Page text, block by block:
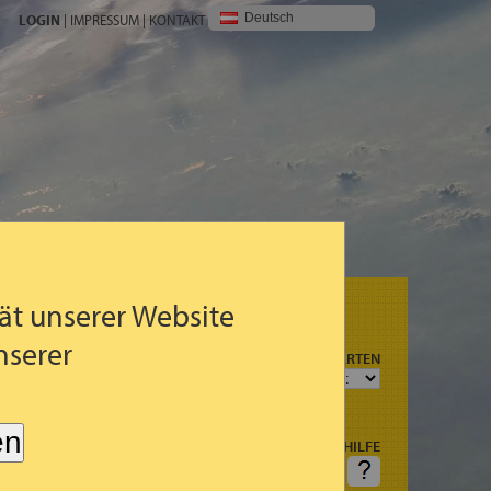
unserer Website
LOGIN | IMPRESSUM | KONTAKT Deutsch
(3STDG.)
PROGNOSEKARTEN
HILFE